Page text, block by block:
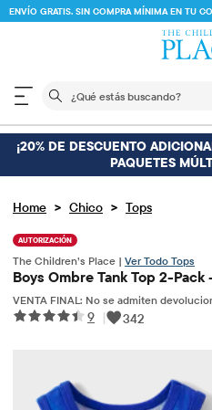
ENVÍO GRATIS. SIN COMPRA MÍNIMA EN TU
FREESHIP
El siguiente campo
¡20% DE DESCUENTO
PAQUETES
Home > Chico > Tops
AUTORIZACIÓN
The Children’s Place | Ver Todo Tops
Boys Ombre Tank Top 2-
VENTA FINAL: No se admiten
9 | 342